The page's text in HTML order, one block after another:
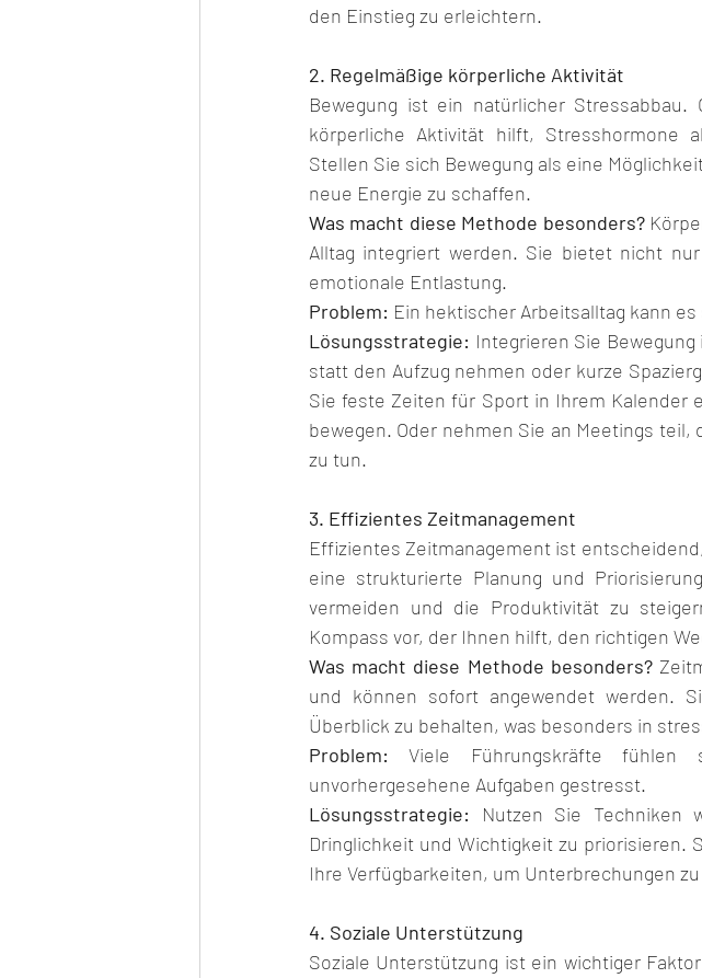
den Einstieg zu erleichtern.
2. Regelmäßige körperliche Aktivität
Bewegung ist ein natürlicher
körperliche Aktivität hilft, Stresshormone
Stellen Sie sich Bewegung als eine
neue Energie zu schaffen.
Was macht diese Methode besonders?
Alltag integriert werden. Sie bietet nicht
emotionale Entlastung.
Problem: Ein hektischer Arbeitsalltag kann
Lösungsstrategie: Integrieren Sie
statt den Aufzug nehmen oder kurze
Sie feste Zeiten für Sport in Ihrem Kalender
bewegen. Oder nehmen Sie an Meetings
zu tun.
3. Effizientes Zeitmanagement
Effizientes Zeitmanagement ist
eine strukturierte Planung und
vermeiden und die Produktivität zu
Kompass vor, der Ihnen hilft, den richtigen
Was macht diese Methode besonders?
und können sofort angewendet werden.
Überblick zu behalten, was besonders in
Problem: Viele Führungskräfte fühlen
unvorhergesehene Aufgaben gestresst.
Lösungsstrategie: Nutzen Sie Techniken
Dringlichkeit und Wichtigkeit zu priorisieren.
Ihre Verfügbarkeiten, um Unterbrechungen
4. Soziale Unterstützung
Soziale Unterstützung ist ein wichtiger